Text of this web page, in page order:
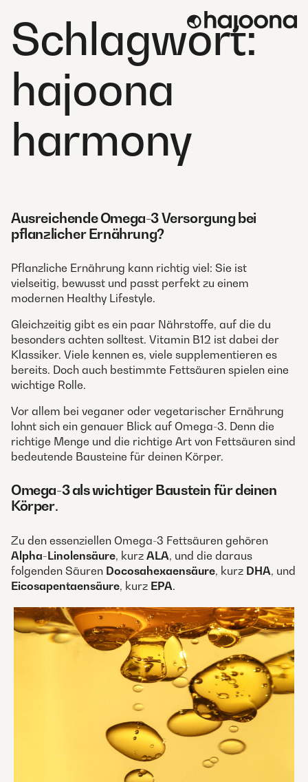
content
Schlagwort:
hajoona
harmony
Ausreichende Omega-3 Versorgung bei
pflanzlicher Ernährung?
Pflanzliche Ernährung kann richtig viel: Sie ist
vielseitig, bewusst und passt perfekt zu einem
modernen Healthy Lifestyle.
Gleichzeitig gibt es ein paar Nährstoffe, auf die du
besonders achten solltest. Vitamin B12 ist dabei der
Klassiker. Viele kennen es, viele supplementieren es
bereits. Doch auch bestimmte Fettsäuren spielen eine
wichtige Rolle.
Vor allem bei veganer oder vegetarischer Ernährung
lohnt sich ein genauer Blick auf Omega-3. Denn die
richtige Menge und die richtige Art von Fettsäuren sind
bedeutende Bausteine für deinen Körper.
Omega-3 als wichtiger Baustein für deinen
Körper.
Zu den essenziellen Omega-3 Fettsäuren gehören
Alpha-Linolensäure, kurz ALA, und die daraus
folgenden Säuren Docosahexaensäure, kurz DHA, und
Eicosapentaensäure, kurz EPA.